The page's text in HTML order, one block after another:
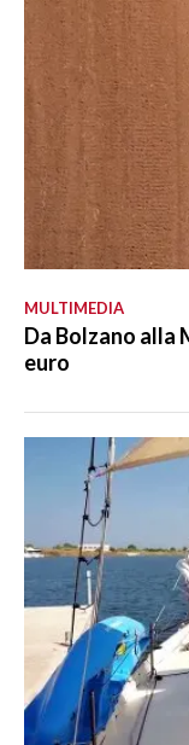
MULTIMEDIA
Da Bolzano alla
euro